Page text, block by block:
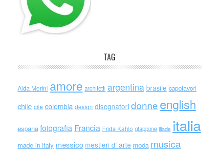
TAG
Alda Merini amore architetti argentina brasile capolavori
chile cile colombia design disegnatori donne english
espana fotografia Francia Frida Kahlo giappone iliade italia
made in italy messico mestieri d' arte moda musica